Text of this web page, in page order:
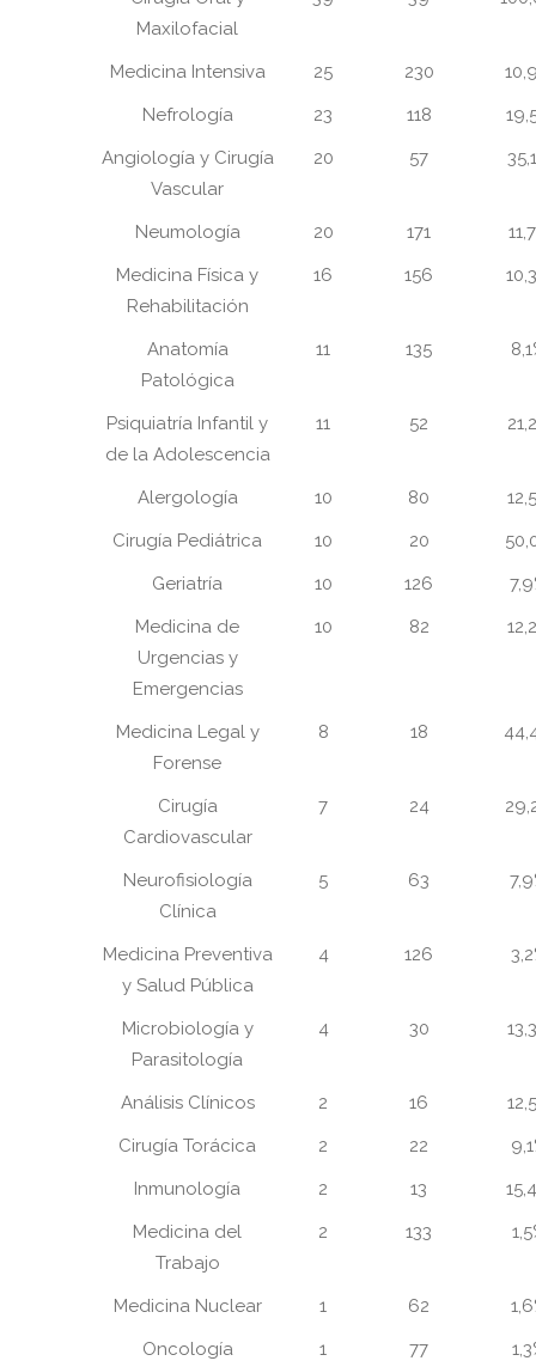
Maxilofacial
Medicina Intensiva 25 230
Nefrología
23 118
Angiología y Cirugía
Vascular
20 57
Neumología 20 171
Medicina Física y
Rehabilitación
16 156
Anatomía
Patológica
11 135
Psiquiatría Infantil y
de la Adolescencia
11 52
Alergología 10 80
Cirugía Pediátrica
10 20
Geriatría
10 126
Medicina de
Urgencias y
Emergencias
10 82
Medicina Legal y
Forense
8 18
Cirugía
Cardiovascular
7 24
Neurofisiología
Clínica
5 63
Medicina Preventiva
y Salud Pública
4 126
Microbiología y
Parasitología
4 30
Análisis Clínicos 2 16
Cirugía Torácica
2 22
Inmunología
2 13
Medicina del
Trabajo
2 133
Medicina Nuclear 1 62
Oncología
1 77